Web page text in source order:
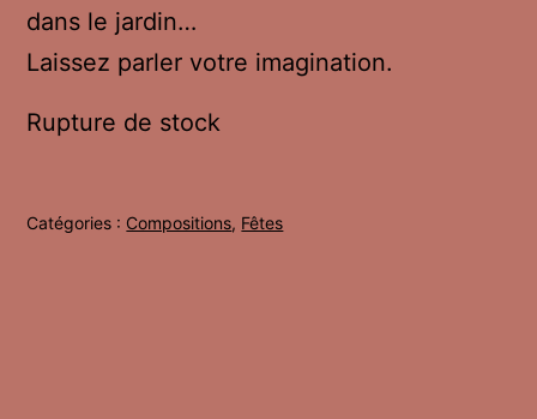
dans le jardin…
Laissez parler votre imagination.
Rupture de stock
Catégories : Compositions, Fêtes